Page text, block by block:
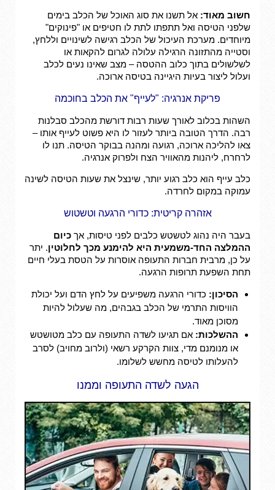
חשוב מאוד: אל תשנו את סוג האוכל של הכלב בימים
שלפני הטיסה ואל תתפתו לתת לו חטיפים או "פינוקים"
מיוחדים. מערכת העיכול של הכלב רגישה לשינויים וללחץ,
וסטייה מהתזונה הרגילה עלולה לגרום להקאות או
לשלשולים בתוך כלוב ההטסה – מצב שאינו נעים לכלב
ועלול ליצור בעיות היגיינה בטיסה ארוכה.
פריקת אנרגיה: "לעייף" את הכלב בחוכמה
השהות בכלוב לאורך שעות רבות דורשת מהכלב סבלנות
רבה. הדרך הטובה ביותר לעזור לו היא פשוט לעייף אותו –
צאו להליכה ארוכה, רגועה ומהנה בבוקר הטיסה. תנו לו
לרחרח, ליהנות מהאוויר הצח ולפרוק אנרגיה.
כלב עייף הוא כלב רגוע יותר, שינצל את שעות הטיסה לשינה
עמוקה במקום לחרדה.
אזהרה קריטית: כדורי הרגעה וטשטוש
בעבר היה נהוג לטשטש כלבים לפני טיסות, אך כיום
ההמלצה החד-משמעית היא להימנע מכך לחלוטין. יתר
על כן, מרבית חברות התעופה אוסרות על הטסת בעלי חיים
תחת השפעת תרופות הרגעה.
הסיכון: כדורי הרגעה משפיעים על לחץ הדם ועל יכולת
הוויסות התרמי של הכלב בגבהים, מה שעלול להיות
מסוכן מאוד.
ההשלכות: אם תגיעו לשדה התעופה עם כלב מטושטש
או מנומנם מדי, צוות הקרקע רשאי (ולרוב מחויב) לסרב
להעלותו לטיסה מחשש לשלומו.
הגעה לשדה התעופה וממנו